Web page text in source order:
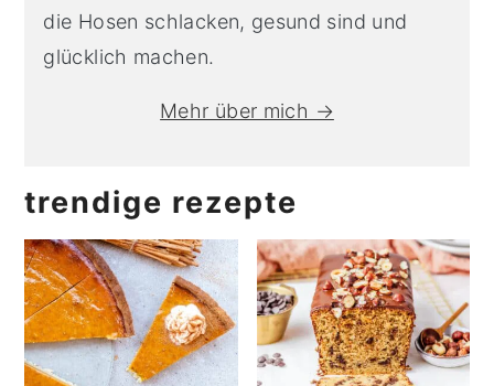
die Hosen schlacken, gesund sind und
glücklich machen.
Mehr über mich →
trendige rezepte